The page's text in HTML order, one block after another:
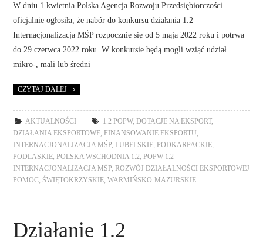
W dniu 1 kwietnia Polska Agencja Rozwoju Przedsiębiorczości
oficjalnie ogłosiła, że nabór do konkursu działania 1.2
Internacjonalizacja MŚP rozpocznie się od 5 maja 2022 roku i potrwa
do 29 czerwca 2022 roku. W konkursie będą mogli wziąć udział
mikro-, mali lub średni
CZYTAJ DALEJ
AKTUALNOŚCI 1.2 POPW, DOTACJE NA EKSPORT,
DZIAŁANIA EKSPORTOWE
FINANSOWANIE EKSPORTU
INTERNACJONALIZACJA MŚP
LUBELSKIE PODKARPACKIE
PODLASKIE
POLSKA WSCHODNIA 1.2
POPW 1.2
INTERNACJONALIZACJA MŚP
ROZWÓJ DZIAŁALNOŚCI EKSPORTOWEJ
POMOC ŚWIĘTOKRZYSKIE WARMIŃSKO-MAZURSKIE
Działanie 1.2